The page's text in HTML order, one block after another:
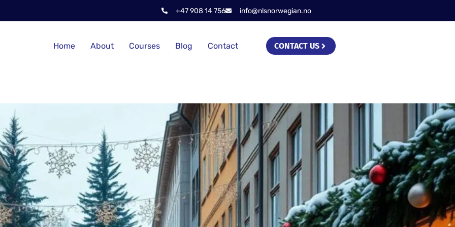
+47 908 14 756 info@nlsnorwegian.no
Home About Courses Blog Contact CONTACT US